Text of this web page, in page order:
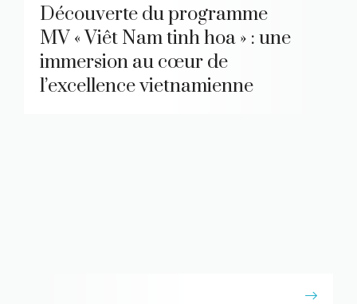
Découverte du programme
MV « Viêt Nam tinh hoa » : une
immersion au cœur de
l’excellence vietnamienne